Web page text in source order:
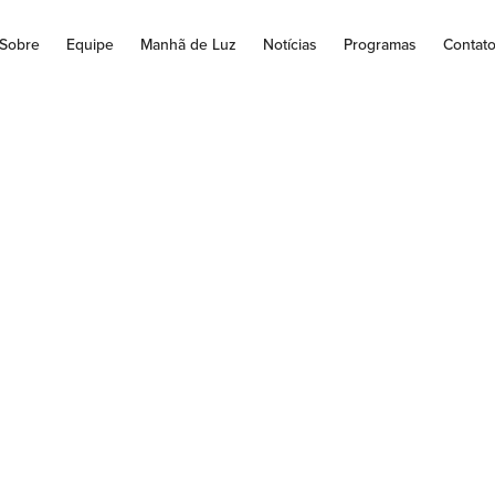
Sobre Equipe Manhã de Luz Notícias Programas Contato